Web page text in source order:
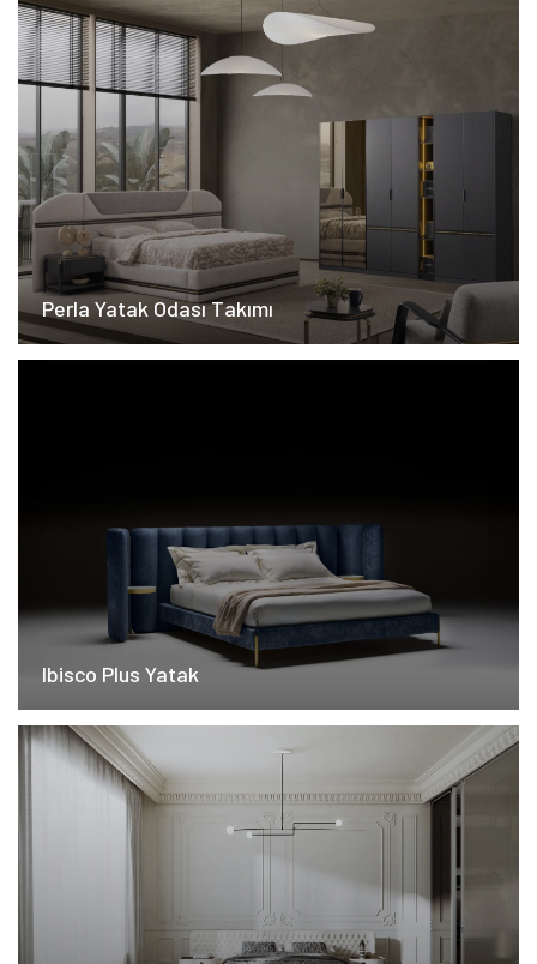
Perla Yatak Odası Takımı
Ibisco Plus Yatak